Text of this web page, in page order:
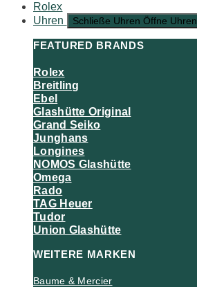
Rolex
Uhren
Schließe Uhren Öffne Uhren
FEATURED BRANDS
Rolex
Breitling
Ebel
Glashütte Original
Grand Seiko
Junghans
Longines
NOMOS Glashütte
Omega
Rado
TAG Heuer
Tudor
Union Glashütte
WEITERE MARKEN
Baume & Mercier